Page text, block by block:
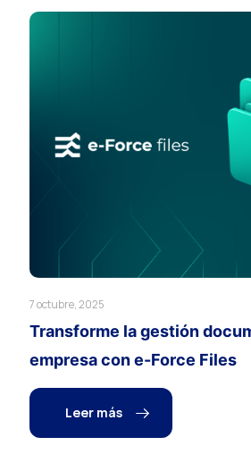
7 octubre, 2025
Transforme la gestión
empresa con e-Force Files
Leer más